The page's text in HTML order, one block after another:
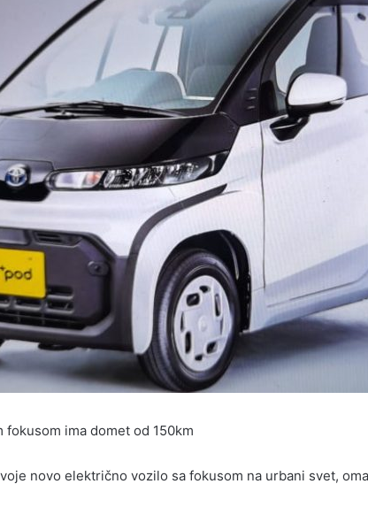
fokusom ima domet od 150km
novo električno vozilo sa fokusom na urbani svet,